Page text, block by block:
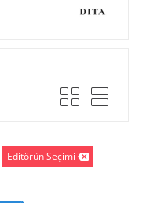
Editörün Seçimi